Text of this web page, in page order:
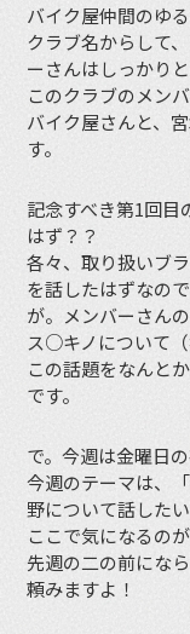
バイク屋仲間のゆ
クラブ名からして
ーさんはしっかり
このクラブのメン
バイク屋さんと、
す。
記念すべき第1回目
はず？？
各々、取り扱いブ
を話したはずなので
が。メンバーさん
ス○キノについて（
この話題をなんと
です。
で。今週は金曜日
今週のテーマは、
野について話したい
ここで気になるの
先週の二の前にな
頼みますよ！